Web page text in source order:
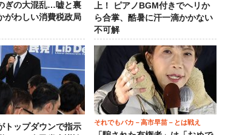
ぎの大混乱…嘘と裏
がわしい消費税政局
上！ ピアノBGM付きでヘリか
ら合掌、酷暑に汗一滴かかない
不可解
トップダウンで指示
それでもバカ－高市早苗－とは戦え